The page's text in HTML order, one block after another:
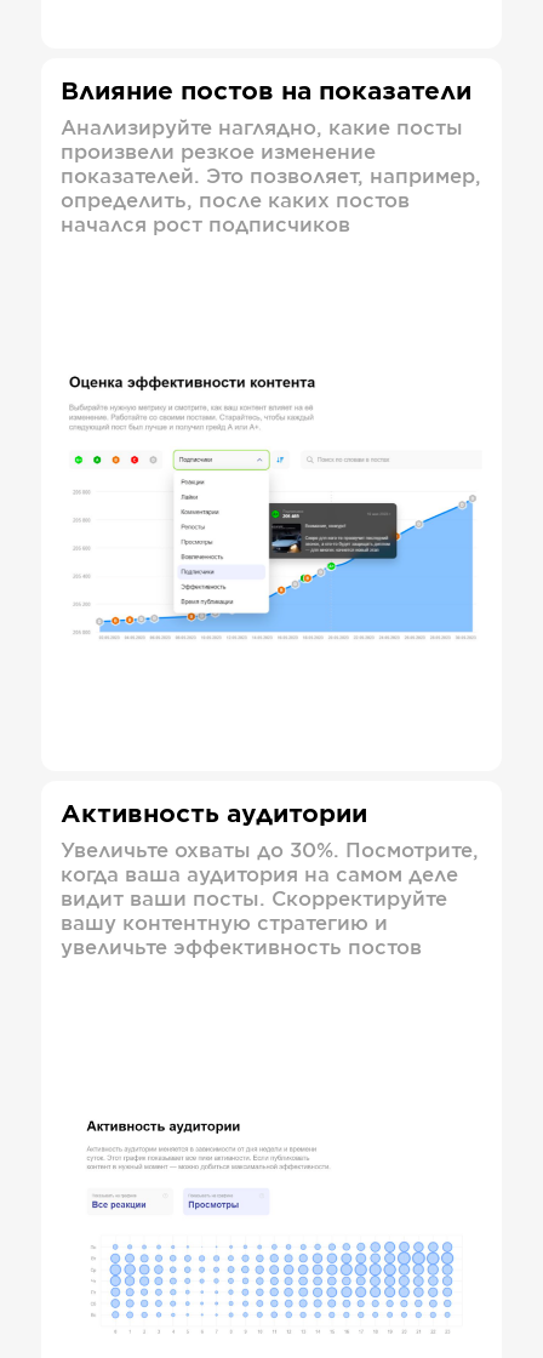
Влияние постов на показатели
Анализируйте наглядно, какие посты
произвели резкое изменение
показателей. Это позволяет, например,
определить, после каких постов
начался рост подписчиков
Активность аудитории
Увеличьте охваты до 30%. Посмотрите,
когда ваша аудитория на самом деле
видит ваши посты. Скорректируйте
вашу контентную стратегию и
увеличьте эффективность постов